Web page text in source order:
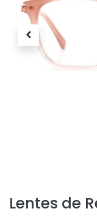
Lentes de